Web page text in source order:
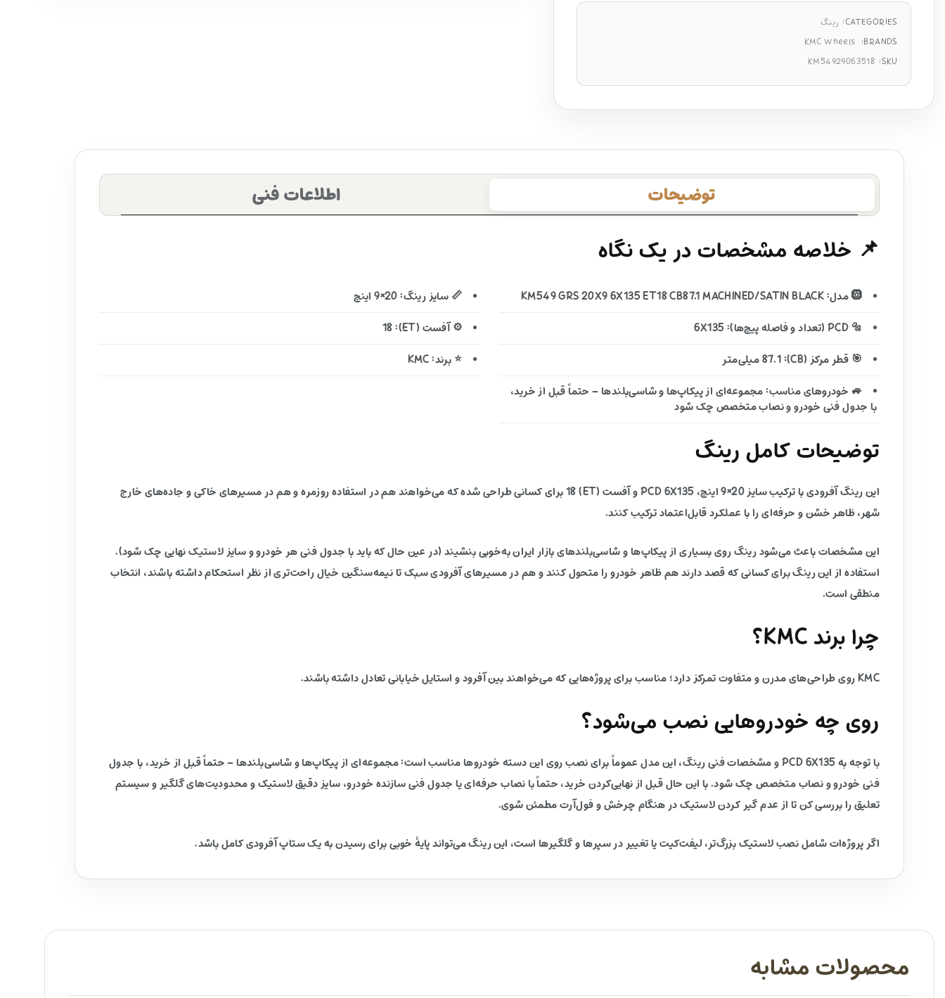
CATEGORIES: رینگ
BRANDS:
KMC Wheels
SKU:
KM54929063518
توضیحات اطلاعات فنی
📌 خلاصه مشخصات در یک نگاه
🛞 مدل: KM549 GRS 20X9 6X135 ET18 CB87.1 MACHINED/SATIN BLACK
📏 سایز رینگ: 20×9 اینچ
🔩 PCD (تعداد و فاصله پیچ‌ها): 6X135
⚙️ آفست (ET): 18
🎯 قطر مرکز (CB): 87.1 میلی‌متر
⭐ برند: KMC
🚙 خودروهای مناسب: مجموعه‌ای از پیکاپ‌ها و شاسی‌بلندها – حتماً قبل از خرید،
با جدول فنی خودرو و نصاب متخصص چک شود
توضیحات کامل رینگ
این رینگ آفرودی با ترکیب سایز 20×9 اینچ، PCD 6X135 و آفست (ET) 18 برای کسانی طراحی شده که می‌خواهند هم در استفاده روزمره و هم در مسیرهای خاکی و جاده‌های خارج
شهر، ظاهر خشن و حرفه‌ای را با عملکرد قابل‌اعتماد ترکیب کنند.
این مشخصات باعث می‌شود رینگ روی بسیاری از پیکاپ‌ها و شاسی‌بلندهای بازار ایران به‌خوبی بنشیند (در عین حال که باید با جدول فنی هر خودرو و سایز لاستیک نهایی چک شود).
استفاده از این رینگ برای کسانی که قصد دارند هم ظاهر خودرو را متحول کنند و هم در مسیرهای آفرودی سبک تا نیمه‌سنگین خیال راحت‌تری از نظر استحکام داشته باشند، انتخاب
منطقی است.
چرا برند KMC؟
KMC روی طراحی‌های مدرن و متفاوت تمرکز دارد؛ مناسب برای پروژه‌هایی که می‌خواهند بین آفرود و استایل خیابانی تعادل داشته باشند.
روی چه خودروهایی نصب می‌شود؟
با توجه به PCD 6X135 و مشخصات فنی رینگ، این مدل عموماً برای نصب روی این دسته خودروها مناسب است: مجموعه‌ای از پیکاپ‌ها و شاسی‌بلندها – حتماً قبل از خرید، با جدول
فنی خودرو و نصاب متخصص چک شود. با این حال قبل از نهایی‌کردن خرید، حتماً با نصاب حرفه‌ای یا جدول فنی سازنده خودرو، سایز دقیق لاستیک و محدودیت‌های گلگیر و سیستم
تعلیق را بررسی کن تا از عدم گیر کردن لاستیک در هنگام چرخش و فول‌آرت مطمئن شوی.
اگر پروژه‌ات شامل نصب لاستیک بزرگ‌تر، لیفت‌کیت یا تغییر در سپرها و گلگیرها است، این رینگ می‌تواند پایهٔ خوبی برای رسیدن به یک ستاپ آفرودی کامل باشد.
محصولات مشابه